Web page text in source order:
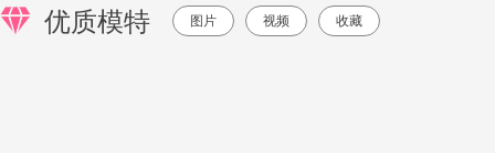
优质模特 图片 视频 收藏